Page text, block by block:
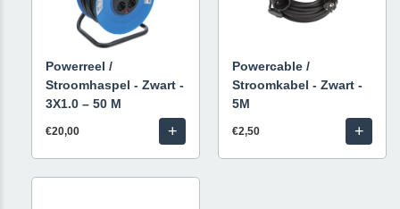
Powerreel /
Stroomhaspel - Zwart -
3X1.0 – 50 M
€20,00 +
Powercable /
Stroomkabel - Zwart -
5M
€2,50 +